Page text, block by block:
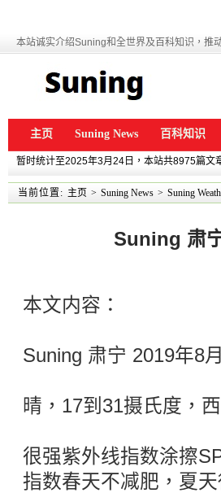
本站诚实介绍Suning和全世界及百科知识，推
主页 Suning News 百科知识
暂时统计至2025年3月24日，本站共8975篇文
当前位置: 主页 > Suning News > Suning
Suning 肃
本文内容：
Suning 肃宁 2019年8
晴，17到31摄氏度，
很强紫外线指数涂擦
指数春天不减肥，夏